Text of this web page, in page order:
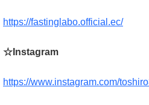
https://fastinglabo.official.ec/
☆Instagram
https://www.instagram.com/